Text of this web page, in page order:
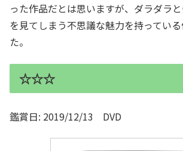
った作品だとは思いますが、ダラダラ
を見てしまう不思議な魅力を持ってい
た。
☆☆☆
鑑賞日: 2019/12/13 DVD